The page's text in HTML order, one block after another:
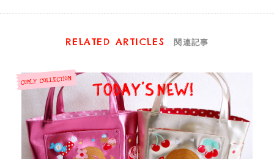
RELATED ARTICLES 関連記事